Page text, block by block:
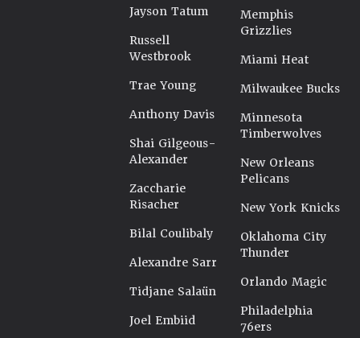
Jayson Tatum
Russell
Westbrook
Trae Young
Anthony Davis
Shai Gilgeous-
Alexander
Zaccharie
Risacher
Bilal Coulibaly
Alexandre Sarr
Tidjane Salaün
Joel Embiid
Memphis
Grizzlies
Miami Heat
Milwaukee Bucks
Minnesota
Timberwolves
New Orleans
Pelicans
New York Knicks
Oklahoma City
Thunder
Orlando Magic
Philadelphia
76ers